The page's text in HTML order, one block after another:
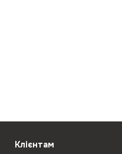
Клієнтам